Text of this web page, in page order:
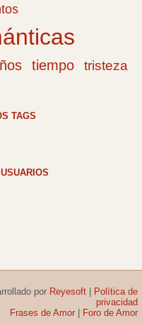
tiempo
tristeza
TAGS
por Reyesoft|
Política de
privacidad
Frases de Amor| Foro de Amor